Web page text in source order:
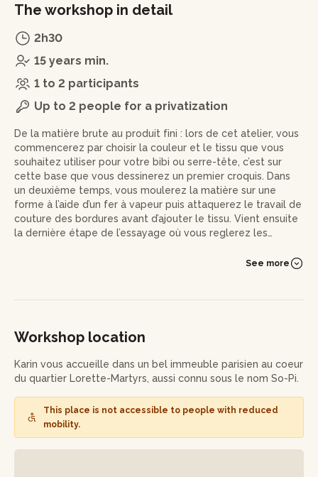
The workshop in detail
2h30
15 years min.
1 to 2 participants
Up to 2 people for a privatization
De la matière brute au produit fini : lors de cet atelier, vous
commencerez par choisir la couleur et le tissu que vous
souhaitez utiliser pour votre bibi ou serre-tête, c’est sur
cette base que vous dessinerez un premier croquis. Dans
un deuxième temps, vous moulerez la matière sur une
forme à l’aide d’un fer à vapeur puis attaquerez le travail de
couture des bordures avant d’ajouter le tissu. Vient ensuite
la dernière étape de l’essayage où vous reglerez les
See more
Workshop location
Karin vous accueille dans un bel immeuble parisien au coeur
du quartier Lorette-Martyrs, aussi connu sous le nom So-Pi.
This place is not accessible to people with reduced
mobility.